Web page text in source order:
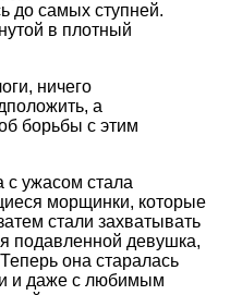
до самых ступней.
в плотный
ничего
а
борьбы с этим
с ужасом стала
морщинки, которые
стали захватывать
подавленной девушка,
она старалась
и даже с любимым